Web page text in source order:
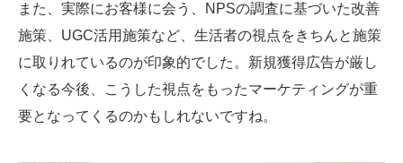
また、実際にお客様に会う、NPSの調査に基づいた改善
施策、UGC活用施策など、生活者の視点をきちんと施策
に取りれているのが印象的でした。新規獲得広告が厳し
くなる今後、こうした視点をもったマーケティングが重
要となってくるのかもしれないですね。